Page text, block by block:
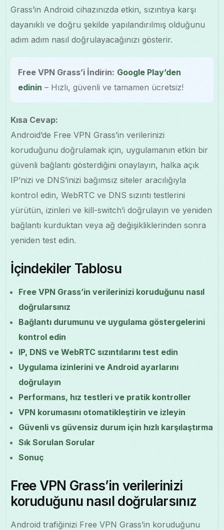
Grass’in Android cihazınızda etkin, sızıntıya karşı
dayanıklı ve doğru şekilde yapılandırılmış olduğunu
adım adım nasıl doğrulayacağınızı gösterir.
Free VPN Grass’i İndirin: Google Play’den
edinin – Hızlı, güvenli ve tamamen ücretsiz!
Kısa Cevap:
Android’de Free VPN Grass’in verilerinizi
koruduğunu doğrulamak için, uygulamanın etkin bir
güvenli bağlantı gösterdiğini onaylayın, halka açık
IP’nizi ve DNS’inizi bağımsız siteler aracılığıyla
kontrol edin, WebRTC ve DNS sızıntı testlerini
yürütün, izinleri ve kill-switch’i doğrulayın ve yeniden
bağlantı kurduktan veya ağ değişikliklerinden sonra
yeniden test edin.
İçindekiler Tablosu
Free VPN Grass’in verilerinizi koruduğunu nasıl
doğrularsınız
Bağlantı durumunu ve uygulama göstergelerini
kontrol edin
IP, DNS ve WebRTC sızıntılarını test edin
Uygulama izinlerini ve Android ayarlarını
doğrulayın
Performans, hız testleri ve pratik kontroller
VPN korumasını otomatikleştirin ve izleyin
Güvenli vs güvensiz durum için hızlı karşılaştırma
Sık Sorulan Sorular
Sonuç
Free VPN Grass’in verilerinizi
koruduğunu nasıl doğrularsınız
Android trafiğinizi Free VPN Grass’in koruduğunu